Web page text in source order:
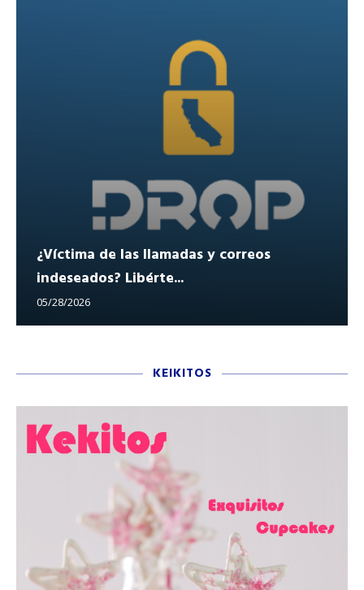
¿Víctima de las llamadas y correos
indeseados? Libérte...
05/28/2026
KEIKITOS